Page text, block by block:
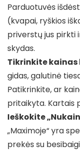
Parduotuvės
(kvapai, ryškios
priverstų jus pirkti
skydas.
Tikrinkite kainas
gidas, galutinė
Patikrinkite, ar
pritaikyta. Kartais
Ieškokite
„Maximoje“ yra
prekės su